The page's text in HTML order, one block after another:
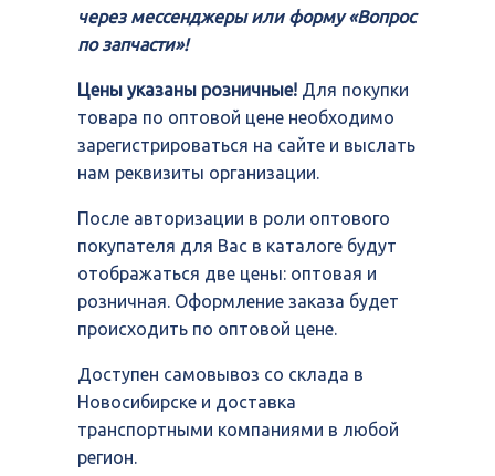
через мессенджеры или форму «Вопрос
по запчасти»!
Цены указаны розничные! Для покупки
товара по оптовой цене необходимо
зарегистрироваться на сайте и выслать
нам реквизиты организации.
После авторизации в роли оптового
покупателя для Вас в каталоге будут
отображаться две цены: оптовая и
розничная. Оформление заказа будет
происходить по оптовой цене.
Доступен самовывоз со склада в
Новосибирске и доставка
транспортными компаниями в любой
регион.